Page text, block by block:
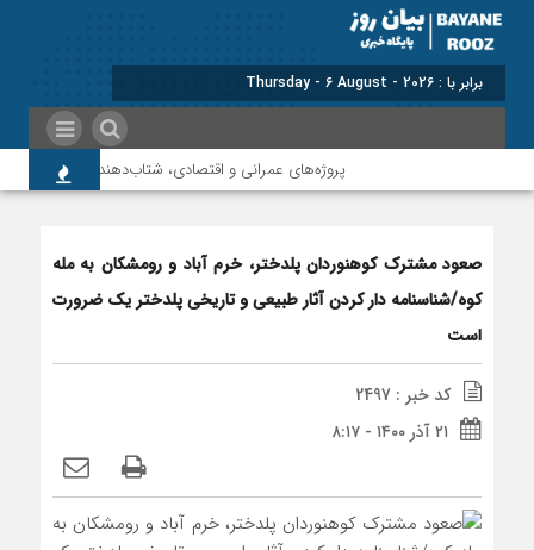
برابر با : Thursday - 6 August - 2026
پروژه‌های عمرانی و اقتصادی، شتاب‌دهنده توسعه پلدختر
صعود مشترک کوهنوردان پلدختر، خرم آباد و رومشکان به مله
کوه/شناسنامه دار کردن آثار طبیعی و تاریخی پلدختر یک ضرورت
است
کد خبر : 2497
۲۱ آذر ۱۴۰۰ - ۸:۱۷